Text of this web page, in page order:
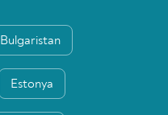
Bulgaristan
Estonya